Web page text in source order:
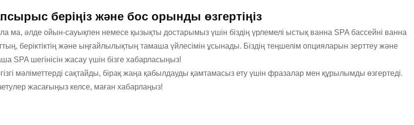
беріңіз және бос орынды өзгертіңіз
ма, әлде ойын-сауықпен немесе қызықты достарымыз үшін біздің үрлемелі ыстық ванна SPA бассейні ванна
беріктіктің және ыңғайлылықтың тамаша үйлесімін ұсынады. Біздің теңшелім опцияларын зерттеу және
SPA шегінісін жасау үшін бізге хабарласыңыз!
мәліметтерді сақтайды, бірақ жаңа қабылдауды қамтамасыз ету үшін фразалар мен құрылымды өзгертеді.
жасағыңыз келсе, маған хабарлаңыз!